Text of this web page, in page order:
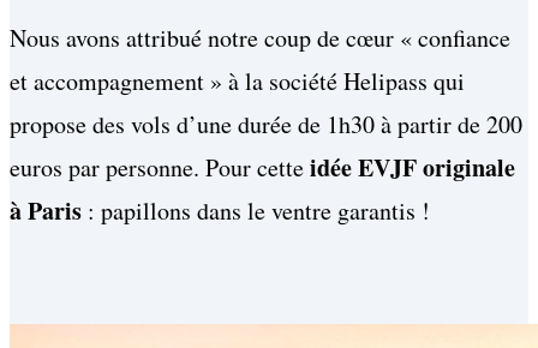
Nous avons attribué notre coup de cœur « confiance
et accompagnement » à la société Helipass qui
propose des vols d’une durée de 1h30 à partir de 200
euros par personne. Pour cetteidée EVJF originale
à Paris : papillons dans le ventre garantis !